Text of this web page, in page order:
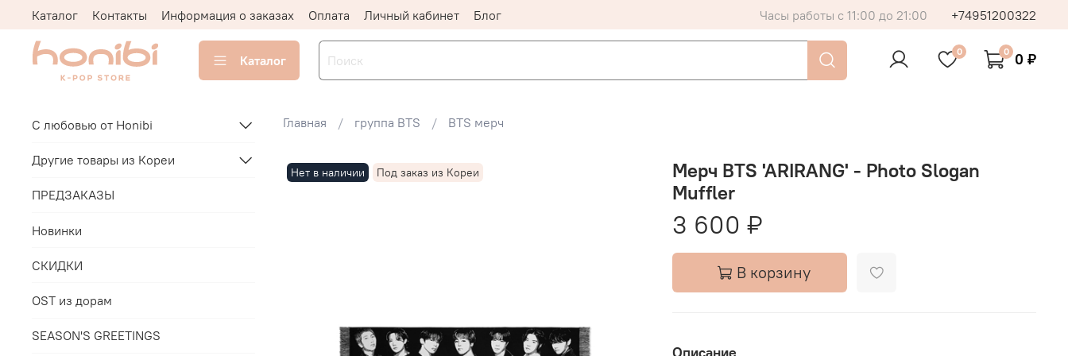
Каталог Контакты Информация о заказах Оплата Личный кабинет Блог Часы работы с 11:00 до 21:00 +74951200322
Каталог
0 0 0 ₽
Главная группа BTS BTS мерч
Нет в наличии Под заказ из Кореи
Мерч BTS 'ARIRANG' - Photo Slogan
Muffler
3 600 ₽
В корзину
Описание
С любовью от Honibi
Другие товары из Кореи
ПРЕДЗАКАЗЫ
Новинки
СКИДКИ
OST из дорам
SEASON'S GREETINGS